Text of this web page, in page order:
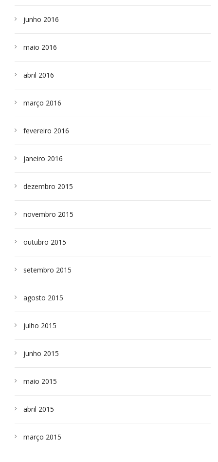
junho 2016
maio 2016
abril 2016
março 2016
fevereiro 2016
janeiro 2016
dezembro 2015
novembro 2015
outubro 2015
setembro 2015
agosto 2015
julho 2015
junho 2015
maio 2015
abril 2015
março 2015